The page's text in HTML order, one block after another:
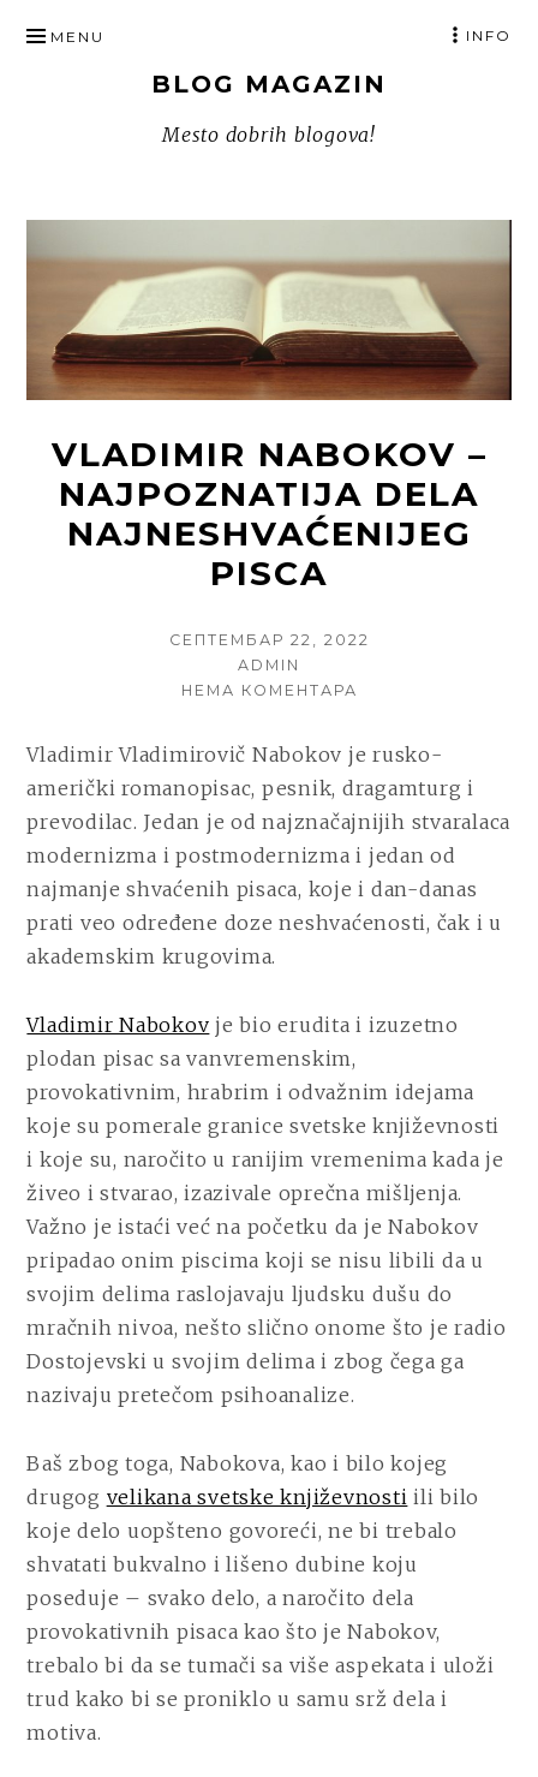
TO
BLOG MAGAZIN
Mesto dobrih blogova!
MENU INFO
VLADIMIR NABOKOV –
NAJPOZNATIJA DELA
NAJNESHVAĆENIJEG
PISCA
POSTED
СЕПТЕМБАР 22, 2022
AUTHOR
ADMIN
НЕМА КОМЕНТАРА
–
NAJPOZNATIJA
DELA
PISCA
Vladimir Vladimirovič Nabokov je rusko-
američki romanopisac, pesnik, dragamturg i
prevodilac. Jedan je od najznačajnijih stvaralaca
modernizma i postmodernizma i jedan od
najmanje shvaćenih pisaca, koje i dan-danas
prati veo određene doze neshvaćenosti, čak i u
akademskim krugovima.
Vladimir Nabokov je bio erudita i izuzetno
plodan pisac sa vanvremenskim,
provokativnim, hrabrim i odvažnim idejama
koje su pomerale granice svetske književnosti
i koje su, naročito u ranijim vremenima kada je
živeo i stvarao, izazivale oprečna mišljenja.
Važno je istaći već na početku da je Nabokov
pripadao onim piscima koji se nisu libili da u
svojim delima raslojavaju ljudsku dušu do
mračnih nivoa, nešto slično onome što je radio
Dostojevski u svojim delima i zbog čega ga
nazivaju pretečom psihoanalize.
Baš zbog toga, Nabokova, kao i bilo kojeg
drugog velikana svetske književnosti ili bilo
koje delo uopšteno govoreći, ne bi trebalo
shvatati bukvalno i lišeno dubine koju
poseduje – svako delo, a naročito dela
provokativnih pisaca kao što je Nabokov,
trebalo bi da se tumači sa više aspekata i uloži
trud kako bi se proniklo u samu srž dela i
motiva.